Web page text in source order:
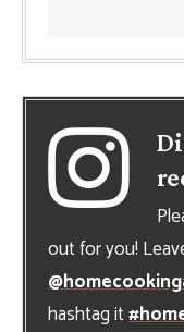
out for you!
hashtag it